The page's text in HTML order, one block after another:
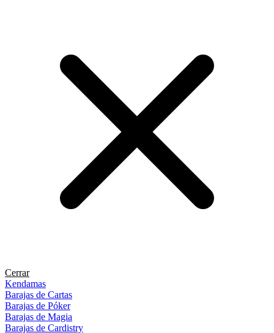
Cerrar
Kendamas
Barajas de Cartas
Barajas de Póker
Barajas de Magia
Barajas de Cardistry